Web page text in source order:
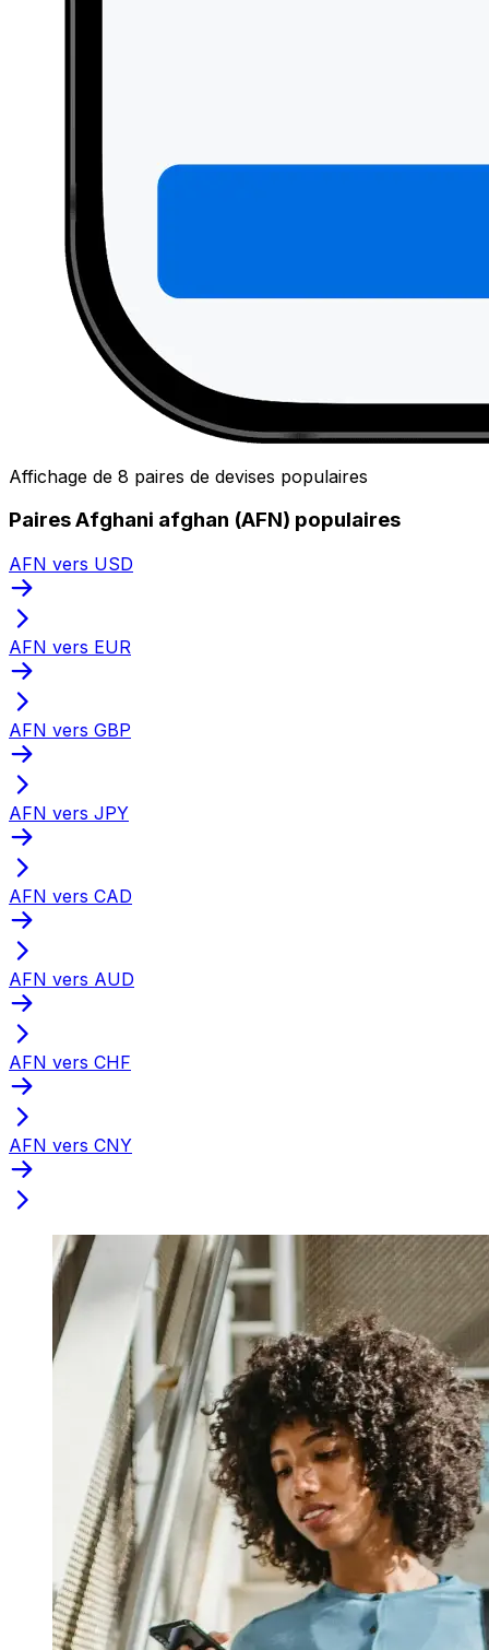
Affichage de 8 paires de devises populaires
Paires Afghani afghan (AFN) populaires
AFN vers USD
AFN vers EUR
AFN vers GBP
AFN vers JPY
AFN vers CAD
AFN vers AUD
AFN vers CHF
AFN vers CNY